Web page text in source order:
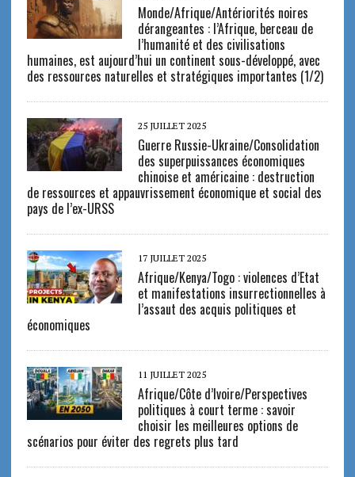
Monde/Afrique/Antériorités noires
dérangeantes : l’Afrique, berceau de
l’humanité et des civilisations
humaines, est aujourd’hui un continent sous-développé, avec
des ressources naturelles et stratégiques importantes (1/2)
25 JUILLET 2025
Guerre Russie-Ukraine/Consolidation
des superpuissances économiques
chinoise et américaine : destruction
de ressources et appauvrissement économique et social des
pays de l’ex-URSS
17 JUILLET 2025
Afrique/Kenya/Togo : violences d’Etat
et manifestations insurrectionnelles à
l’assaut des acquis politiques et
économiques
11 JUILLET 2025
Afrique/Côte d’Ivoire/Perspectives
politiques à court terme : savoir
choisir les meilleures options de
scénarios pour éviter des regrets plus tard